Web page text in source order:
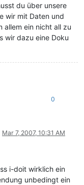
du über unsere
wir mit Daten und
allem ein nicht all zu
wir dazu eine Doku
0
Mar 7, 2007, 10:31 AM
i-doit wirklich ein
unbedingt ein